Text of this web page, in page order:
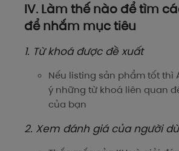
IV. Làm thế nào để tìm
để nhắm mục tiêu
1. Từ khoá được đề xuất
Nếu listing sản phẩm tốt thì
ý những từ khoá liên quan
của bạn
2. Xem đánh giá của người